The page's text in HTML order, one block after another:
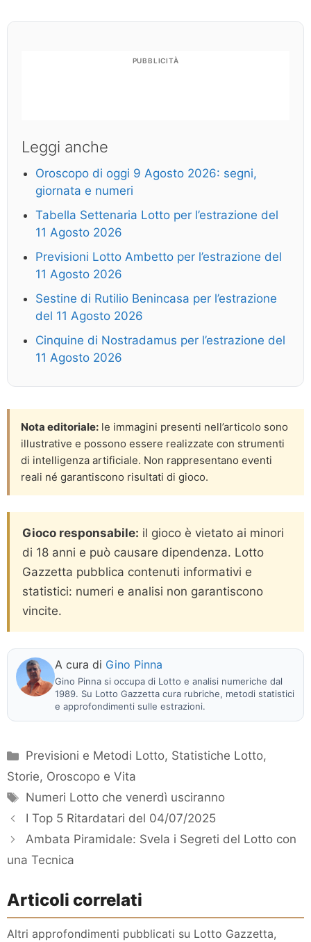
PUBBLICITÀ
Leggi anche
Oroscopo di oggi 9 Agosto 2026: segni,
giornata e numeri
Tabella Settenaria Lotto per l’estrazione del
11 Agosto 2026
Previsioni Lotto Ambetto per l’estrazione del
11 Agosto 2026
Sestine di Rutilio Benincasa per l’estrazione
del 11 Agosto 2026
Cinquine di Nostradamus per l’estrazione del
11 Agosto 2026
Nota editoriale: le immagini presenti nell’articolo sono
illustrative e possono essere realizzate con strumenti
di intelligenza artificiale. Non rappresentano eventi
reali né garantiscono risultati di gioco.
Gioco responsabile: il gioco è vietato ai minori
di 18 anni e può causare dipendenza. Lotto
Gazzetta pubblica contenuti informativi e
statistici: numeri e analisi non garantiscono
vincite.
A cura di Gino Pinna
Gino Pinna si occupa di Lotto e analisi numeriche dal
1989. Su Lotto Gazzetta cura rubriche, metodi statistici
e approfondimenti sulle estrazioni.
Categorie
Previsioni e Metodi Lotto, Statistiche Lotto,
Storie, Oroscopo e Vita
Tag
Numeri Lotto che venerdì usciranno
I Top 5 Ritardatari del 04/07/2025
Ambata Piramidale: Svela i Segreti del Lotto con
una Tecnica
Articoli correlati
Altri approfondimenti pubblicati su Lotto Gazzetta,